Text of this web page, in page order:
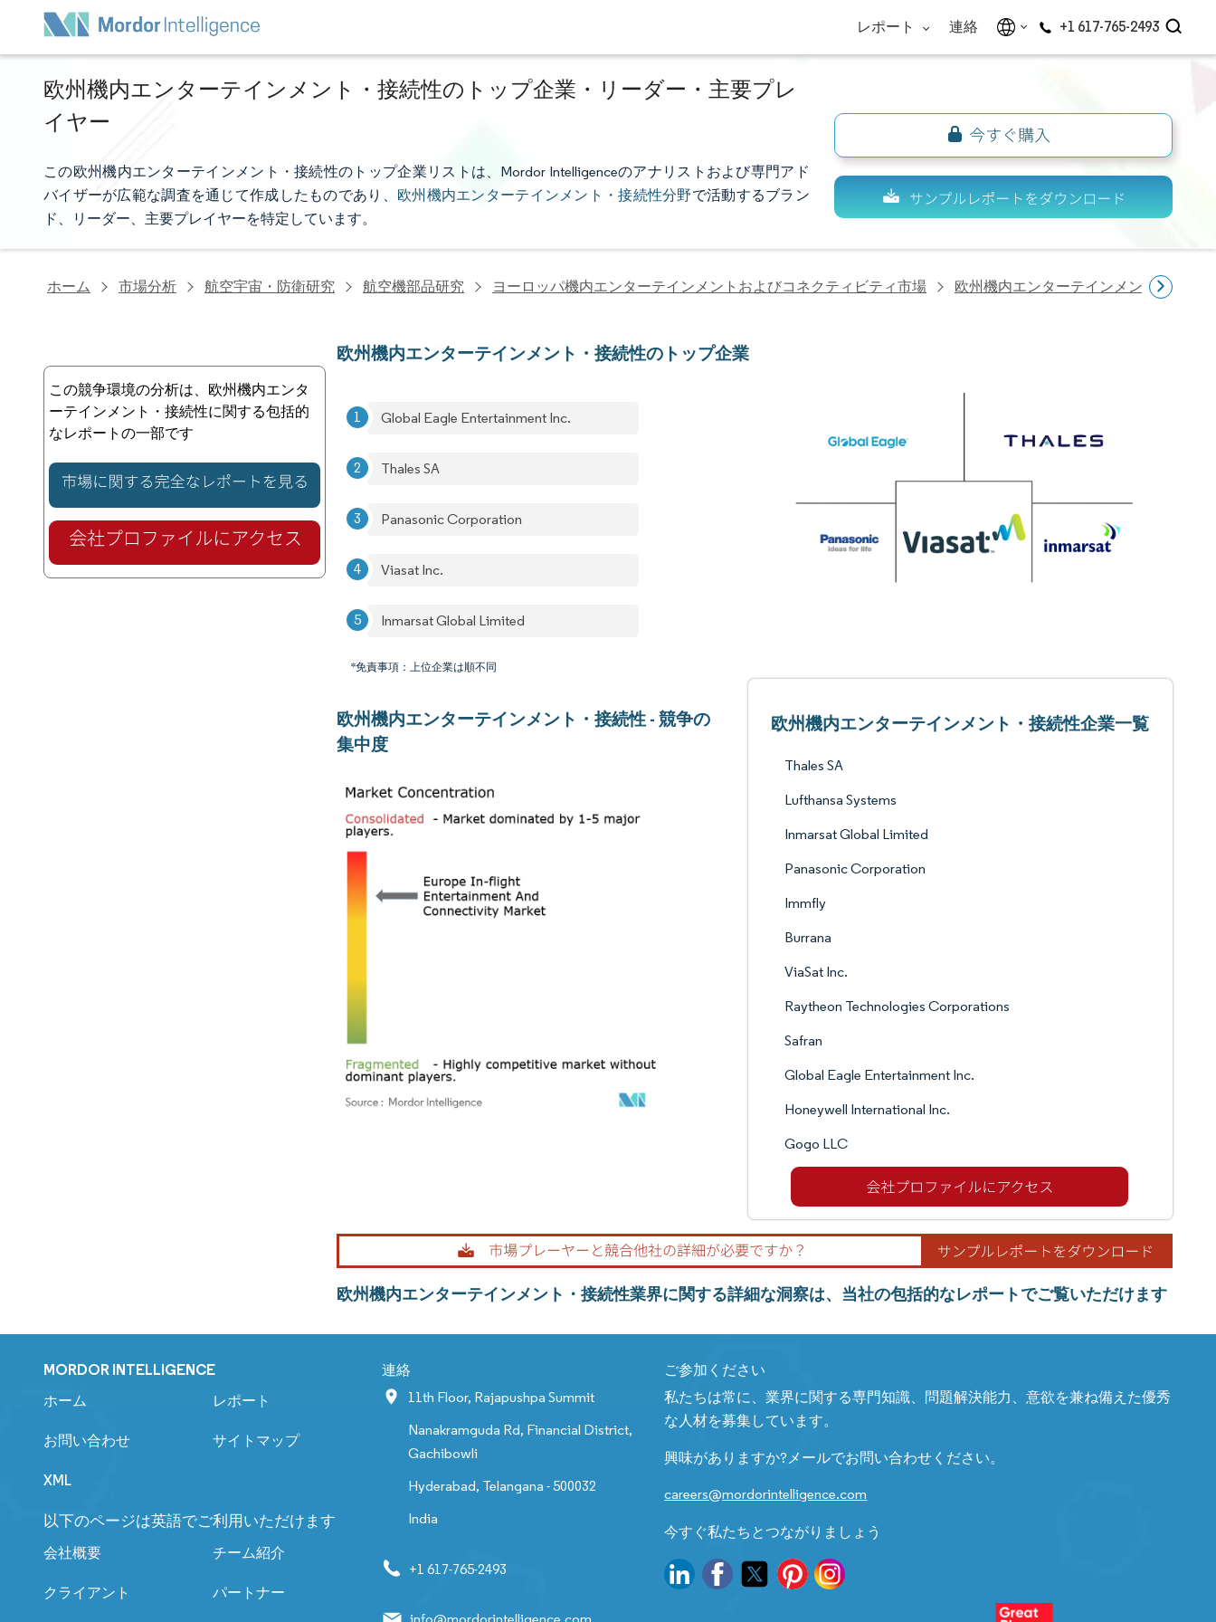
レポート 連絡 +1 617-765-2493
欧州機内エンターテインメント・接続性のトップ企業・リーダー・主要プレ
イヤー
この欧州機内エンターテインメント・接続性のトップ企業リストは、Mordor Intelligenceのアナリストおよび専門アド
バイザーが広範な調査を通じて作成したものであり、 欧州機内エンターテインメント・接続性分野で活動するブラン
ド、リーダー、主要プレイヤーを特定しています。
ホーム 市場分析 航空宇宙・防衛研究 航空機部品研究 ヨーロッパ機内エンターテインメントおよびコネクティビティ市場 欧州機内エンターテインメント・接続
この競争環境の分析は、欧州機内エンタ
ーテインメント・接続性に関する包括的
なレポートの一部です
欧州機内エンターテインメント・接続性のトップ企業
Global Eagle Entertainment Inc.
Thales SA
Panasonic Corporation
Viasat Inc.
Inmarsat Global Limited
*免責事項：上位企業は順不同
欧州機内エンターテインメント・接続性 - 競争の
集中度
欧州機内エンターテインメント・接続性企業一覧
Thales SA
Lufthansa Systems
Inmarsat Global Limited
Panasonic Corporation
Immfly
Burrana
ViaSat Inc.
Raytheon Technologies Corporations
Safran
Global Eagle Entertainment Inc.
Honeywell International Inc.
Gogo LLC
欧州機内エンターテインメント・接続性業界に関する詳細な洞察は、当社の包括的なレポートでご覧いただけます
MORDOR INTELLIGENCE
ホーム レポート
お問い合わせ サイトマップ
XML
以下のページは英語でご利用いただけます
会社概要 チーム紹介
クライアント パートナー
連絡
11th Floor, Rajapushpa Summit
Nanakramguda Rd, Financial District,
Gachibowli
Hyderabad, Telangana - 500032
India
+1 617-765-2493
ご参加ください
私たちは常に、業界に関する専門知識、問題解決能力、意欲を兼ね備えた優秀
な人材を募集しています。
興味がありますか?メールでお問い合わせください。
careers@mordorintelligence.com
今すぐ私たちとつながりましょう